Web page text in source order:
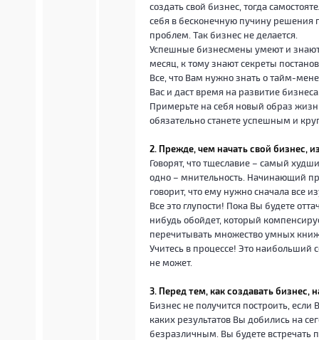
создать свой бизнес, тогда
себя в бесконечную пучину решения
проблем. Так бизнес не делается.
Успешные бизнесмены умеют и
месяц, к тому знают секреты
Все, что Вам нужно знать о тайм-
Вас и даст время на развитие
Примерьте на себя новый образ
обязательно станете успешным и
2. Прежде, чем начать свой бизнес,
Говорят, что тщеславие – самый
одно – мнительность. Начинающий
говорит, что ему нужно сначала все
Все это глупости! Пока Вы будете
нибудь обойдет, который
перечитывать множество умных
Учитесь в процессе! Это наибольший
не может.
3. Перед тем, как создавать бизнес,
Бизнес не получится построить,
каких результатов Вы добились на
безразличным. Вы будете встречать